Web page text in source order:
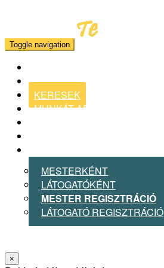
Toggle navigation
KERESEK
MUNKÁT ADOK
MESTERKÉNT
LÁTOGATÓKÉNT
MESTER REGISZTRÁCIÓ
LÁTOGATÓ REGISZTRÁCIÓ
×